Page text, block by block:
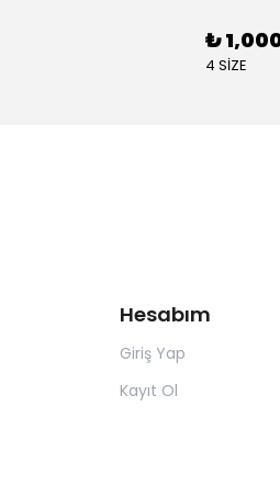
₺
4 SİZE
Hesabım
Giriş Yap
Kayıt Ol